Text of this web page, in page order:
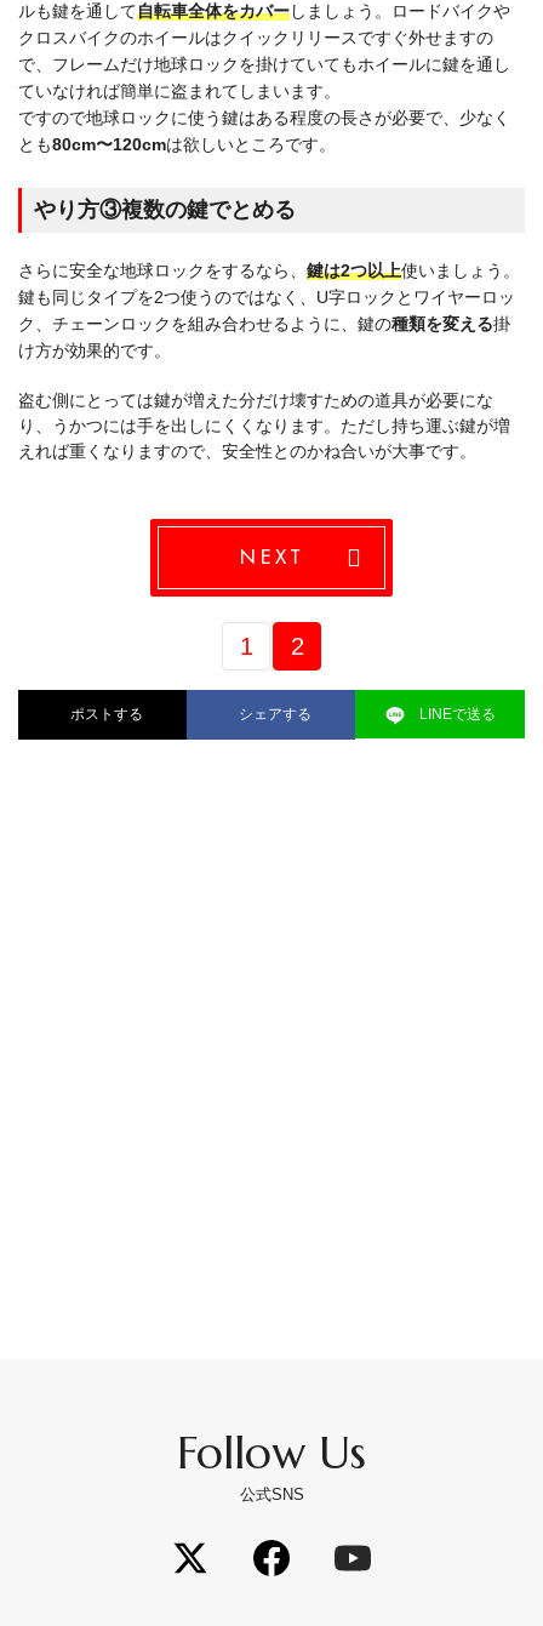
ルも鍵を通して自転車全体をカバーしましょう。ロードバイクや
クロスバイクのホイールはクイックリリースですぐ外せますの
で、フレームだけ地球ロックを掛けていてもホイールに鍵を通し
ていなければ簡単に盗まれてしまいます。
ですので地球ロックに使う鍵はある程度の長さが必要で、少なく
とも80cm〜120cmは欲しいところです。
やり方③複数の鍵でとめる
さらに安全な地球ロックをするなら、 鍵は2つ以上使いましょう。
鍵も同じタイプを2つ使うのではなく、U字ロックとワイヤーロッ
ク、チェーンロックを組み合わせるように、鍵の種類を変える掛
け方が効果的です。
盗む側にとっては鍵が増えた分だけ壊すための道具が必要にな
り、うかつには手を出しにくくなります。ただし持ち運ぶ鍵が増
えれば重くなりますので、安全性とのかね合いが大事です。
NEXT
1 2
ポストする シェアする LINEで送る
Follow Us
公式SNS